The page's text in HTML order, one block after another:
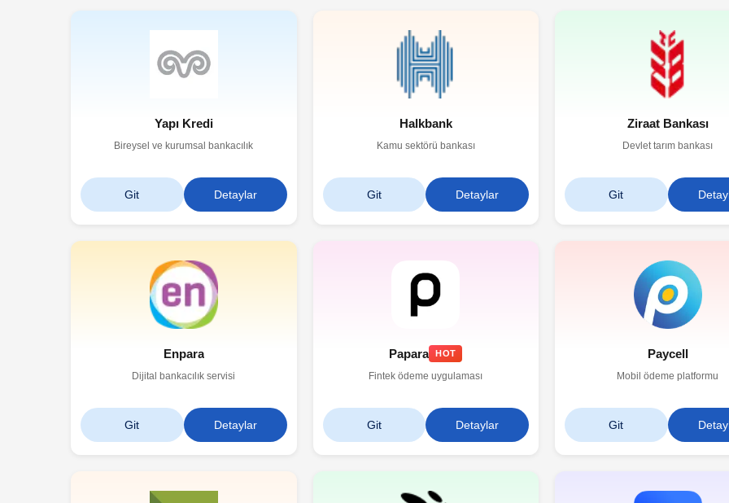
Yapı Kredi
Bireysel ve kurumsal bankacılık
Git Detaylar
Halkbank
Kamu sektörü bankası
Git Detaylar
Ziraat Bankası
Devlet tarım bankası
Git
Enpara
Dijital bankacılık servisi
Git Detaylar
Papara HOT
Fintek ödeme uygulaması
Git Detaylar
Paycell
Mobil ödeme platformu
Git